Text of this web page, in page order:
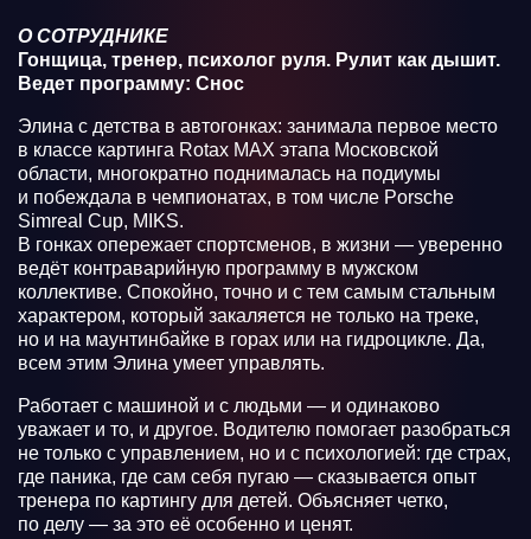
О СОТРУДНИКЕ
Гонщица, тренер, психолог руля. Рулит как дышит.
Ведет программу: Снос
Элина с детства в автогонках: занимала первое место
в классе картинга Rotax MAХ этапа Московской
области, многократно поднималась на подиумы
и побеждала в чемпионатах, в том числе Porsche
Simreal Cup, MIKS.
В гонках опережает спортсменов, в жизни — уверенно
ведёт контраварийную программу в мужском
коллективе. Спокойно, точно и с тем самым стальным
характером, который закаляется не только на треке,
но и на маунтинбайке в горах или на гидроцикле. Да,
всем этим Элина умеет управлять.
Работает с машиной и с людьми — и одинаково
уважает и то, и другое. Водителю помогает разобраться
не только с управлением, но и с психологией: где страх,
где паника, где сам себя пугаю — сказывается опыт
тренера по картингу для детей. Объясняет четко,
по делу — за это её особенно и ценят.